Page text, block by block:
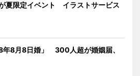
夏限定イベント イラストサービス
年8月8日婚」 300人超が婚姻届、